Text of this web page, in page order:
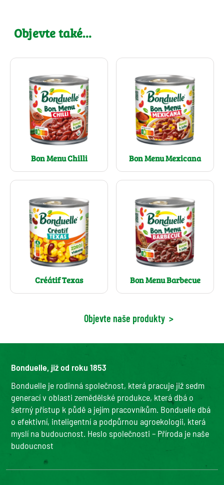
Objevte také…
Bon Menu Chilli Bon Menu Mexicana
Créátif Texas Bon Menu Barbecue
Objevte naše produkty >
Bonduelle, již od roku 1853
Bonduelle je rodinná společnost, která pracuje již sedm
generací v oblasti zemědělské produkce, která dbá o
šetrný přístup k půdě a jejím pracovníkům. Bonduelle dbá
o efektivní, inteligentní a podpůrnou agroekologii, která
myslí na budoucnost. Heslo společnosti – Příroda je naše
budoucnost